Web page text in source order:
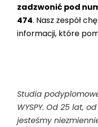
zadzwonić pod
474. Nasz zespół
informacji, które
Studia
WYSPY. Od 25 lat,
jesteśmy